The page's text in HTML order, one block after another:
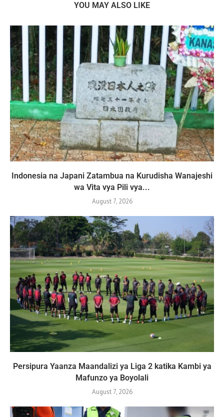
YOU MAY ALSO LIKE
Indonesia na Japani Zatambua na Kurudisha Wanajeshi
wa Vita vya Pili vya...
August 7, 2026
Persipura Yaanza Maandalizi ya Liga 2 katika Kambi ya
Mafunzo ya Boyolali
August 7, 2026